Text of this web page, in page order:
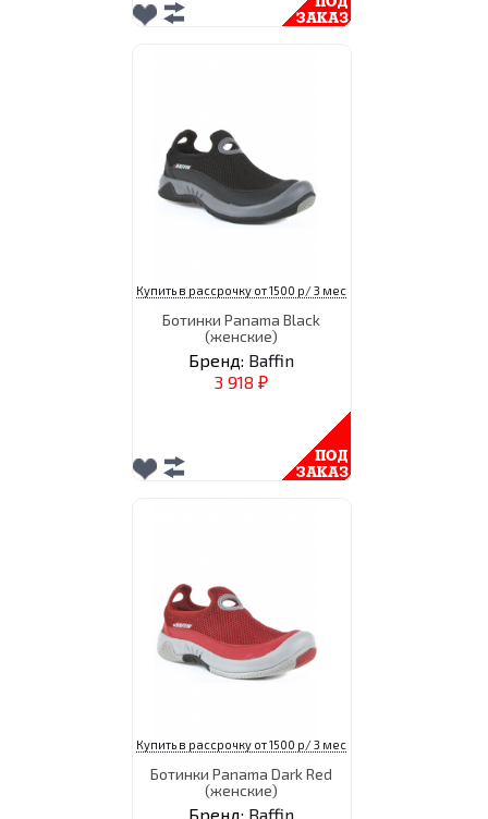
Купить в рассрочку от 1500 р/ 3 мес
Ботинки Panama Black
(женские)
Бренд: Baffin
3 918 ₽
Купить в рассрочку от 1500 р/ 3 мес
Ботинки Panama Dark Red
(женские)
Бренд: Baffin